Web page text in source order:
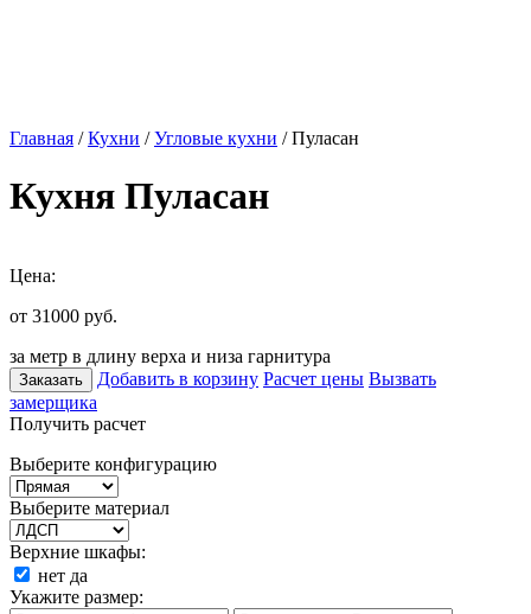
Главная /Кухни /Угловые кухни / Пуласан
Кухня Пуласан
Цена:
от 31000 руб.
за метр в длину верха и низа гарнитура
Заказать Добавить в корзину Расчет цены Вызвать
замерщика
Получить расчет
Выберите конфигурацию
Выберите материал
Верхние шкафы:
нет да
Укажите размер: